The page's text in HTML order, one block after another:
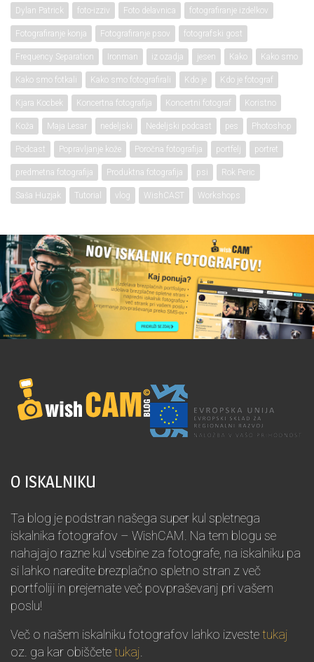
Dylan Patrick foto-izziv Foto delavnica fotografiranje izdelkov
Fotografiranje konja Fotografiranje psov fotografski gost
Frequency Separation Ironman iz ozadja jesen Kako Kako smo
Kako smo fotkali Kako smo fotografirali Kdo je Kdo je fotograf
Kjara Kocbek Koncertna fotografija Koncertni fotograf Koristno
Koža Maja Lesar nedeljski Nedeljski podcast pes Photoshop
Podcast Popravljanje kože Poročna fotografija portfelj portret
predmetna fotografija Produktna fotografija psi Rok Peric
Saša Huzjak Tutorial vlog WishCAST Workshops
O ISKALNIKU
Ta blog je podstran našega super kul spletnega
iskalnika fotografov – WishCAM. Na tem blogu se
nahajajo razne kul vsebine za fotografe, na iskalniku pa
si lahko naredite brezplačno spletno stran z več
portfoliji in prejemate več povpraševanj pri vašem
poslu!
Več o našem iskalniku fotografov lahko izvestetukaj
oz. ga kar obiščetetukaj